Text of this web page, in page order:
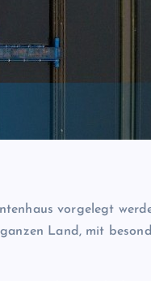
vorgelegt
Land, mit